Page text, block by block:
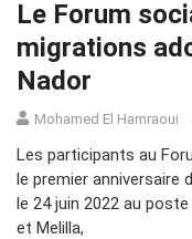
Le Forum
migrations
Nador
Mohamed El Hamraoui
Les participants au
le premier anniversaire
le 24 juin 2022 au
et Melilla,